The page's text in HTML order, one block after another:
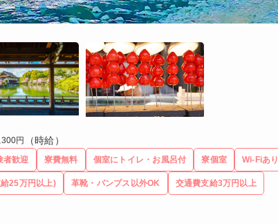
円 （時給）
者歓迎 寮費無料 個室にトイレ・お風呂付 寮個室 Wi-Fiあり
25万円以上) 革靴・パンプス以外OK 交通費支給3万円以上